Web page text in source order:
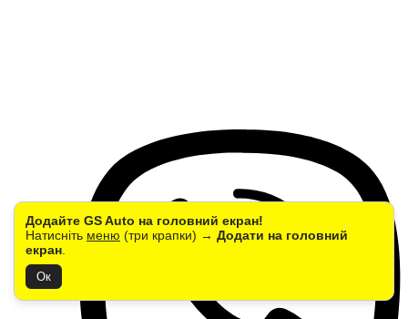
Додайте GS Auto на головний екран!
Натисніть меню (три крапки) → Додати на головний
екран
Ок